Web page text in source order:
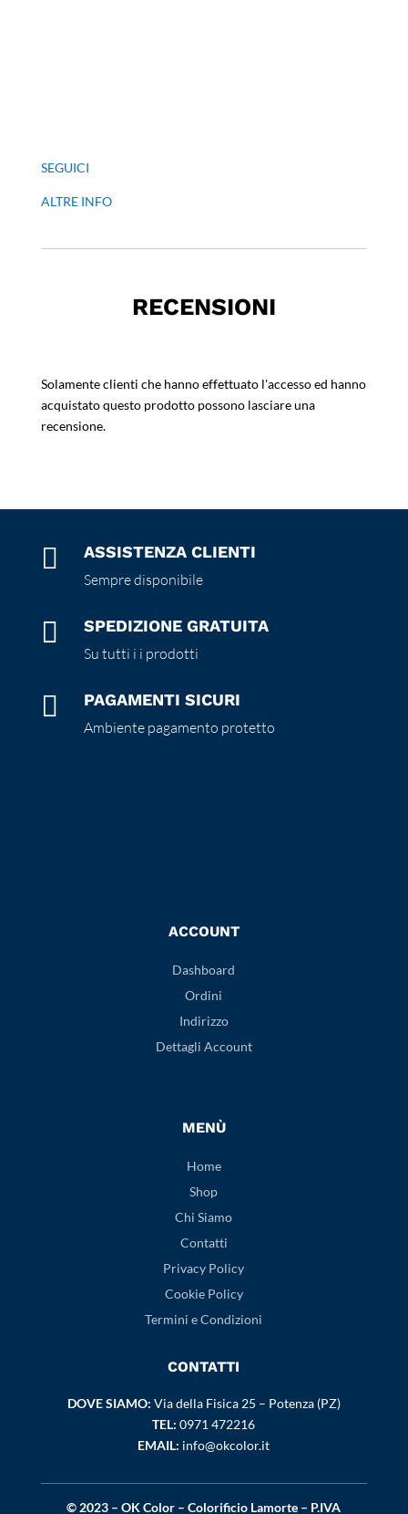
SEGUICI
ALTRE INFO
RECENSIONI
Solamente clienti che hanno effettuato l'accesso ed hanno
acquistato questo prodotto possono lasciare una
recensione.
 ASSISTENZA CLIENTI
Sempre disponibile
 SPEDIZIONE GRATUITA
Su tutti i i prodotti
 PAGAMENTI SICURI
Ambiente pagamento protetto
ACCOUNT
Dashboard
Ordini
Indirizzo
Dettagli Account
MENÙ
Home
Shop
Chi Siamo
Contatti
Privacy Policy
Cookie Policy
Termini e Condizioni
CONTATTI
DOVE SIAMO: Via della Fisica 25 – Potenza (PZ)
TEL: 0971 472216
EMAIL: info@okcolor.it
© 2023 – OK Color – Colorificio Lamorte – P.IVA